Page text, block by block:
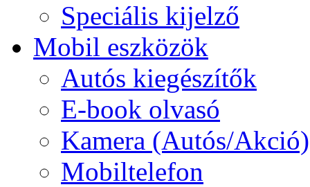
Speciális kijelző
Mobil eszközök
Autós kiegészítők
E-book olvasó
Kamera (Autós/Akció)
Mobiltelefon